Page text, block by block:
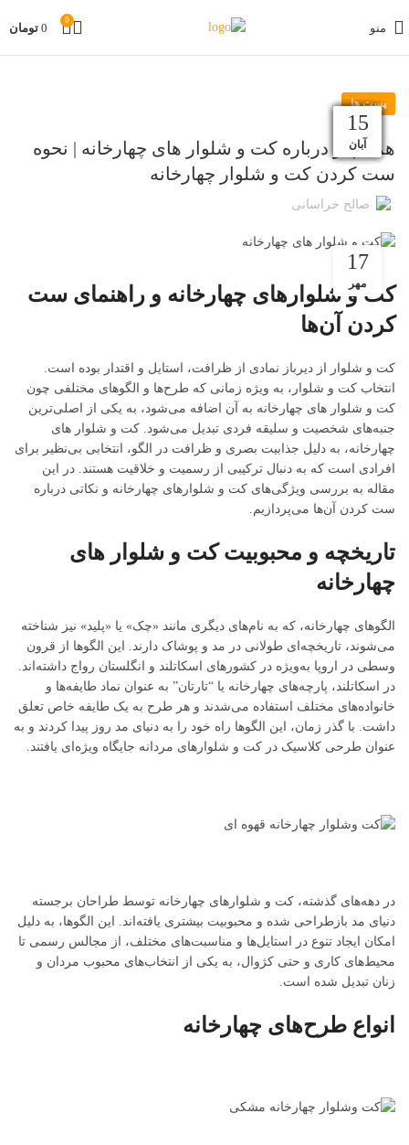
منو
0
0 تومان
پست ها
همه چیز درباره کت و شلوار های چهارخانه | نحوه
ست کردن کت و شلوار چهارخانه
صالح خراسانی
17
مهر
کت و شلوارهای چهارخانه و راهنمای ست
کردن آن‌ها
کت و شلوار از دیرباز نمادی از ظرافت، استایل و اقتدار بوده است.
انتخاب کت و شلوار، به ویژه زمانی که طرح‌ها و الگوهای مختلفی چون
کت و شلوار های چهارخانه به آن اضافه می‌شود، به یکی از اصلی‌ترین
جنبه‌های شخصیت و سلیقه فردی تبدیل می‌شود. کت و شلوار های
چهارخانه، به دلیل جذابیت بصری و ظرافت در الگو، انتخابی بی‌نظیر برای
افرادی است که به دنبال ترکیبی از رسمیت و خلاقیت هستند. در این
مقاله به بررسی ویژگی‌های کت و شلوارهای چهارخانه و نکاتی درباره
ست کردن آن‌ها می‌پردازیم.
تاریخچه و محبوبیت کت و شلوار های
چهارخانه
الگوهای چهارخانه، که به نام‌های دیگری مانند «چک» یا «پلید» نیز شناخته
می‌شوند، تاریخچه‌ای طولانی در مد و پوشاک دارند. این الگوها از قرون
وسطی در اروپا به‌ویژه در کشورهای اسکاتلند و انگلستان رواج داشته‌اند.
در اسکاتلند، پارچه‌های چهارخانه یا “تارتان” به عنوان نماد طایفه‌ها و
خانواده‌های مختلف استفاده می‌شدند و هر طرح به یک طایفه خاص تعلق
داشت. با گذر زمان، این الگوها راه خود را به دنیای مد روز پیدا کردند و به
عنوان طرحی کلاسیک در کت و شلوارهای مردانه جایگاه ویژه‌ای یافتند.
در دهه‌های گذشته، کت و شلوارهای چهارخانه توسط طراحان برجسته
دنیای مد بازطراحی شده و محبوبیت بیشتری یافته‌اند. این الگوها، به دلیل
امکان ایجاد تنوع در استایل‌ها و مناسبت‌های مختلف، از مجالس رسمی تا
محیط‌های کاری و حتی کژوال، به یکی از انتخاب‌های محبوب مردان و
زنان تبدیل شده است.
انواع طرح‌های چهارخانه
30
مهر
02
بهمن
19
دی
12
دی
05
دی
27
آذر
20
آذر
13
آذر
07
آذر
29
آبان
22
آبان
15
آبان